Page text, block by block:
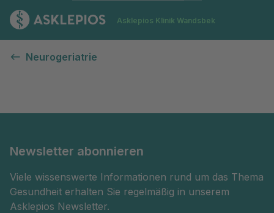
Zur Startseite
Asklepios Klinik Wandsbek
Neurogeriatrie
Newsletter abonnieren
Viele wissenswerte Informationen rund um das Thema
Gesundheit erhalten Sie regelmäßig in unserem
Asklepios Newsletter.